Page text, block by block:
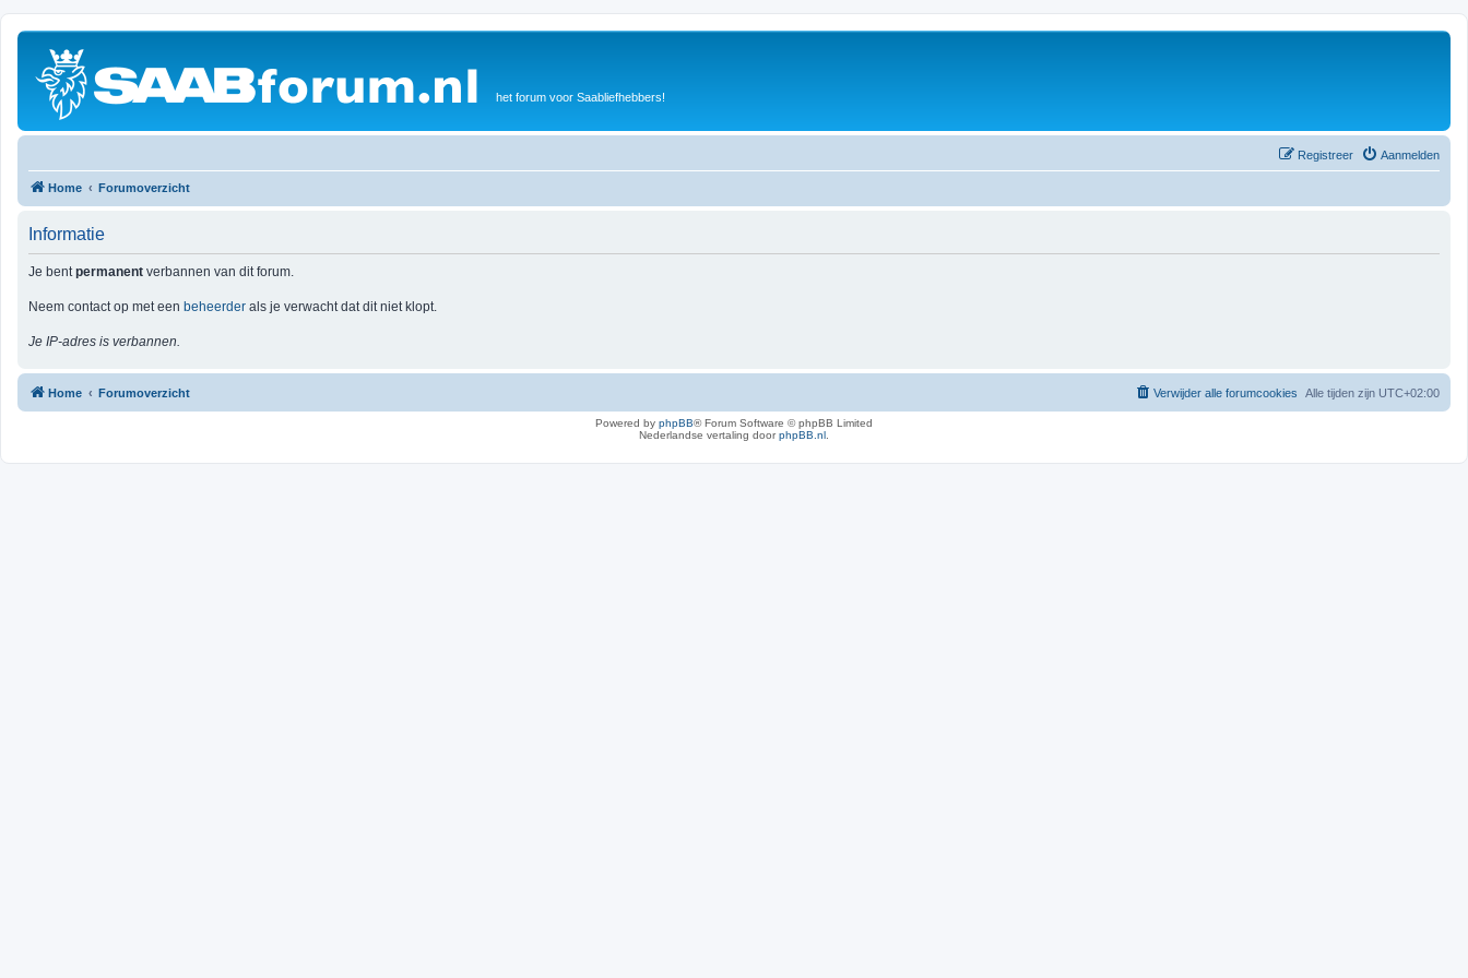
het forum voor Saabliefhebbers!
Aanmelden
Registreer
Home Forumoverzicht
Informatie
Je bentpermanent verbannen van dit forum.
Neem contact op met een beheerder als je verwacht dat dit niet klopt.
Je IP-adres is verbannen.
Home Forumoverzicht Alle tijden zijn UTC+02:00
Verwijder alle forumcookies
Powered by phpBB® Forum Software © phpBB Limited
Nederlandse vertaling doorphpBB.nl